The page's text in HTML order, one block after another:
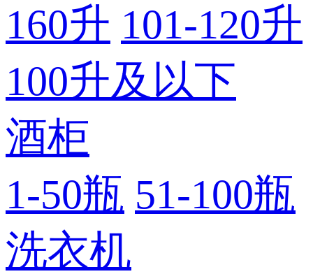
160升 101-120升
100升及以下
酒柜
1-50瓶 51-100瓶
洗衣机